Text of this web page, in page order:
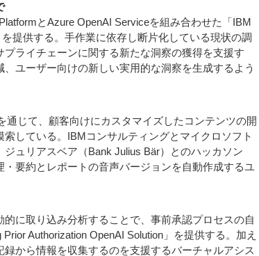
とAzure OpenAI Serviceを組み合わせた「IBM
提供する。手作業に依存し断片化している現状の調
ライチェーンに関する新たな洞察の獲得を支援す
ユーザー向けの新しい実用的な洞察を生成するよう
通じて、顧客向けにカスタマイズしたコンテンツの開
している。IBMコンサルティングとマイクロソフト
ジュリアスベア（Bank Julius Bär）とのハッカソン
要約とレポートの音声バージョンを自動作成するユ
に取り込み分析することで、事前承認プロセスの自
Authorization OpenAI Solution」を提供する。加え
から情報を収集するのを支援するバーチャルアシス